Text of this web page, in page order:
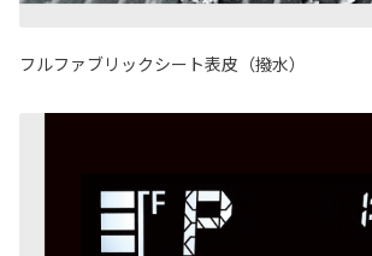
フルファブリックシート表皮（撥水）